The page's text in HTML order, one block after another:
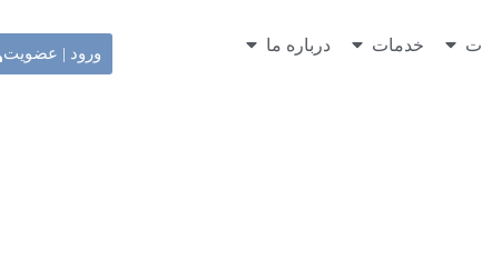
خدمات درباره ما ورود | عضویت